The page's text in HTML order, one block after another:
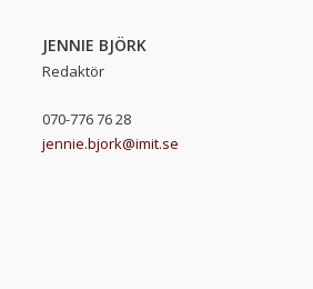
JENNIE BJÖRK
Redaktör
070-776 76 28
jennie.bjork@imit.se